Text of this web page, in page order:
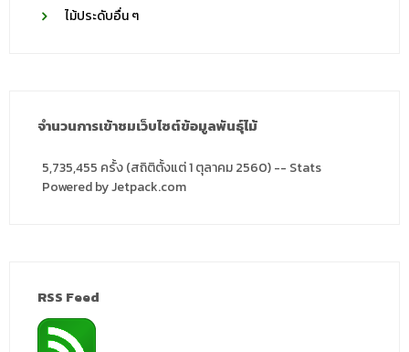
ไม้ประดับอื่น ๆ
จำนวนการเข้าชมเว็บไซต์ข้อมูลพันธุ์ไม้
5,735,455 ครั้ง (สถิติตั้งแต่ 1 ตุลาคม 2560) -- Stats
Powered by Jetpack.com
RSS Feed